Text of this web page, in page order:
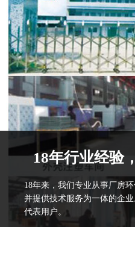
18年行业经验
18年来，我们专业从事厂房
并提供技术服务为一体的企
代表用户。